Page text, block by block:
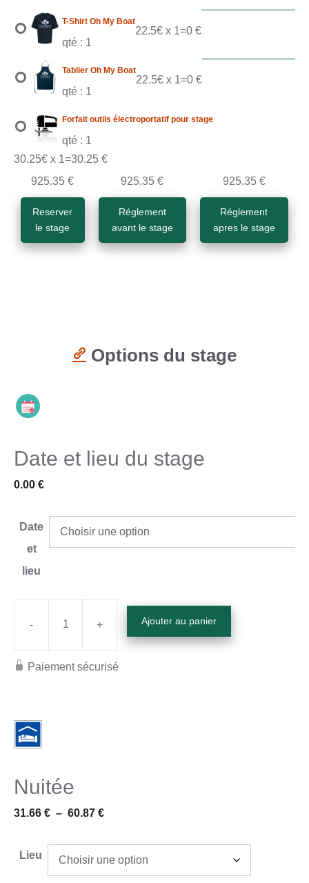
T-Shirt Oh My Boat
qté : 1
22.5€ x 1=0 €
Tablier Oh My Boat
qté : 1
22.5€ x 1=0 €
Forfait outils électroportatif pour stage
qté : 1
30.25€ x 1=30.25 €
925.35 €
Reserver
le stage
925.35 €
Réglement
avant le stage
925.35 €
Réglement
apres le stage
Options du stage
Date et lieu du stage
0.00 €
Date
et
lieu
-
de
Date
+ Ajouter au panier
Paiement sécurisé
Nuitée
31.66 € – 60.87 €Plage
31.66 €
Lieu